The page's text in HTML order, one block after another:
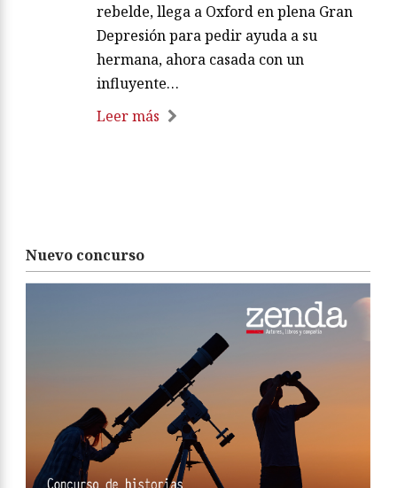
rebelde, llega a Oxford en plena Gran
Depresión para pedir ayuda a su
hermana, ahora casada con un
influyente…
Leer más
Nuevo concurso